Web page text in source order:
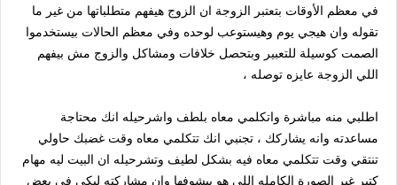
في معظم الأوقات بتعتبر الزوجة ان الزوج هيفهم متطلباتها من غير ما
تقوله وان هيجي يوم وهيستوعب لوحده وفي معظم الحالات بيستخدموا
الصمت كوسيلة للتعبير وبتحصل خلافات ومشاكل والزوج مش بيفهم
اللي الزوجة عايزه توصله ،
اطلبي منه مباشرة واتكلمي معاه بلطف واشرحيله انك محتاجة
مساعدته وانه يشاركك ، تجنبي انك تتكلمي معاه وقت غضبك حاولي
تنتقي وقت تتكلمي معاه فيه بشكل لطيف وتشرحيله ان البيت ليه مهام
كتير غير الصورة الكامله اللي هو بيشوفها وان مشاركته ليكي في بعض